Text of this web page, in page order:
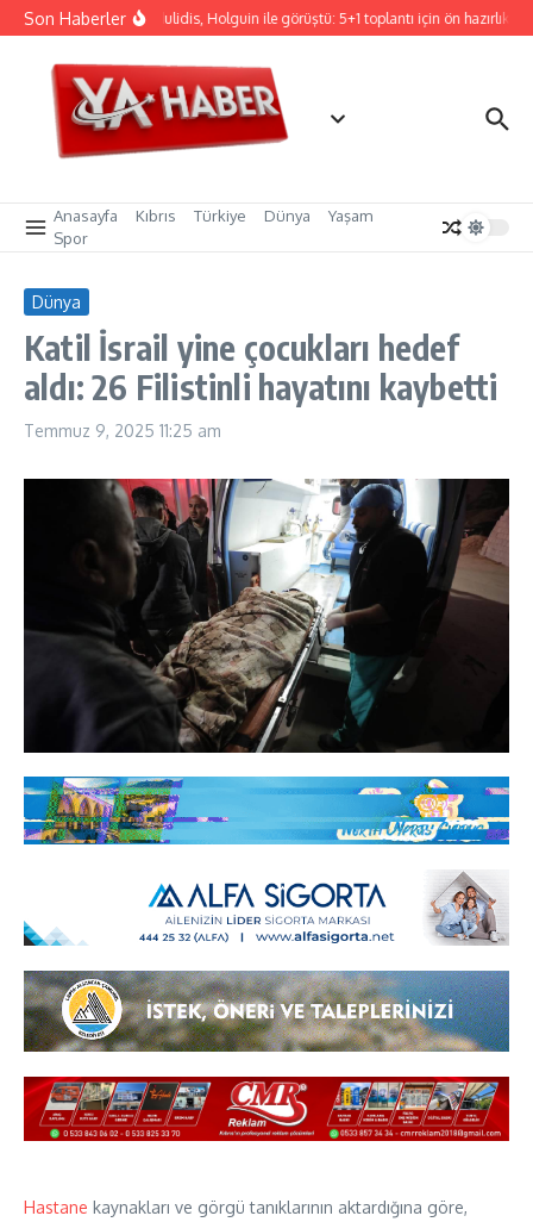
İçeriğe atla
Son HaberlerHristodulidis, Holguin ile görüştü: 5+1 toplantı için ön hazırlık
Anasayfa Kıbrıs Türkiye Dünya
Yaşam
Spor
Dünya
Katil İsrail yine çocukları hedef
aldı: 26 Filistinli hayatını kaybetti
Temmuz 9, 2025 11:25 am
Hastane kaynakları ve görgü tanıklarının aktardığına göre,